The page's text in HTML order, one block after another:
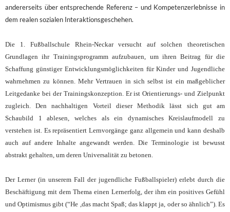
andererseits über entsprechende Referenz – und Kompetenzerlebnisse in
dem realen sozialen Interaktionsgeschehen.
Die 1. Fußballschule Rhein-Neckar versucht auf solchen theoretischen
Grundlagen ihr Trainingsprogramm aufzubauen, um ihren Beitrag für die
Schaffung günstiger Entwicklungsmöglichkeiten für Kinder und Jugendliche
wahrnehmen zu können. Mehr Vertrauen in sich selbst ist ein maßgeblicher
Leitgedanke bei der Trainingskonzeption. Er ist Orientierungs- und Zielpunkt
zugleich. Den nachhaltigen Vorteil dieser Methodik lässt sich gut am
Schaubild 1 ablesen, welches als ein dynamisches Kreislaufmodell zu
verstehen ist. Es repräsentiert Lernvorgänge ganz allgemein und kann deshalb
auch auf andere Inhalte angewandt werden. Die Terminologie ist bewusst
abstrakt gehalten, um deren Universalität zu betonen.
Der Lerner (in unserem Fall der jugendliche Fußballspieler) erlebt durch die
Beschäftigung mit dem Thema einen Lernerfolg, der ihm ein positives Gefühl
und Optimismus gibt (“He ,das macht Spaß; das klappt ja, oder so ähnlich”). Es